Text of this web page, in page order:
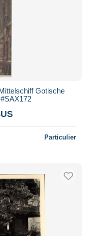
Gotische
Particulier